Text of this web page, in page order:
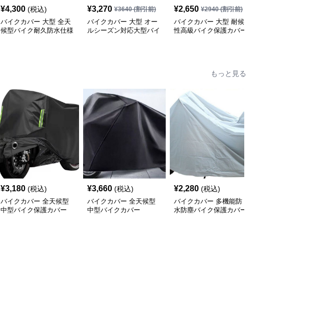
¥4,300 (税込)
バイクカバー 大型 全天
候型バイク耐久防水仕様
¥3,270 ¥3640(割引前)
バイクカバー 大型 オー
ルシーズン対応大型バイ
¥2,650 ¥2940(割引前)
バイクカバー 大型 耐候
性高級バイク保護カバー
もっと見る
¥3,180 (税込)
バイクカバー 全天候型
中型バイク保護カバー
¥3,660 (税込)
バイクカバー 全天候型
中型バイクカバー
¥2,280 (税込)
バイクカバー 多機能防
水防塵バイク保護カバー